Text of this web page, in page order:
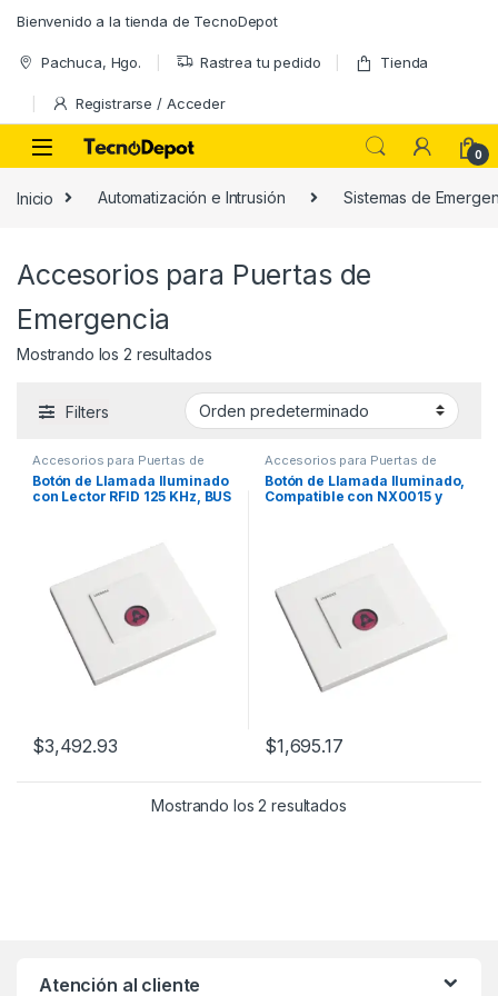
Bienvenido a la tienda de TecnoDepot
Pachuca, Hgo. Rastrea tu pedido Tienda
Registrarse / Acceder
0
Inicio Automatización e Intrusión Sistemas de
Accesorios para Puertas de
Emergencia
Mostrando los 2 resultados
Filters
Accesorios para Puertas de
Emergencia
Botón de Llamada Iluminado
con Lector RFID 125 KHz, BUS
$3,492.93
Accesorios para Puertas de
Emergencia
Botón de Llamada Iluminado,
Compatible con NX0015 y
$1,695.17
Mostrando los 2 resultados
Atención al cliente